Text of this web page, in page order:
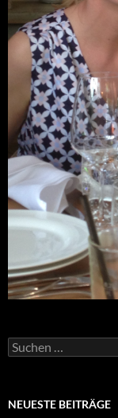
Suchen
nach:
NEUESTE BEITRÄGE